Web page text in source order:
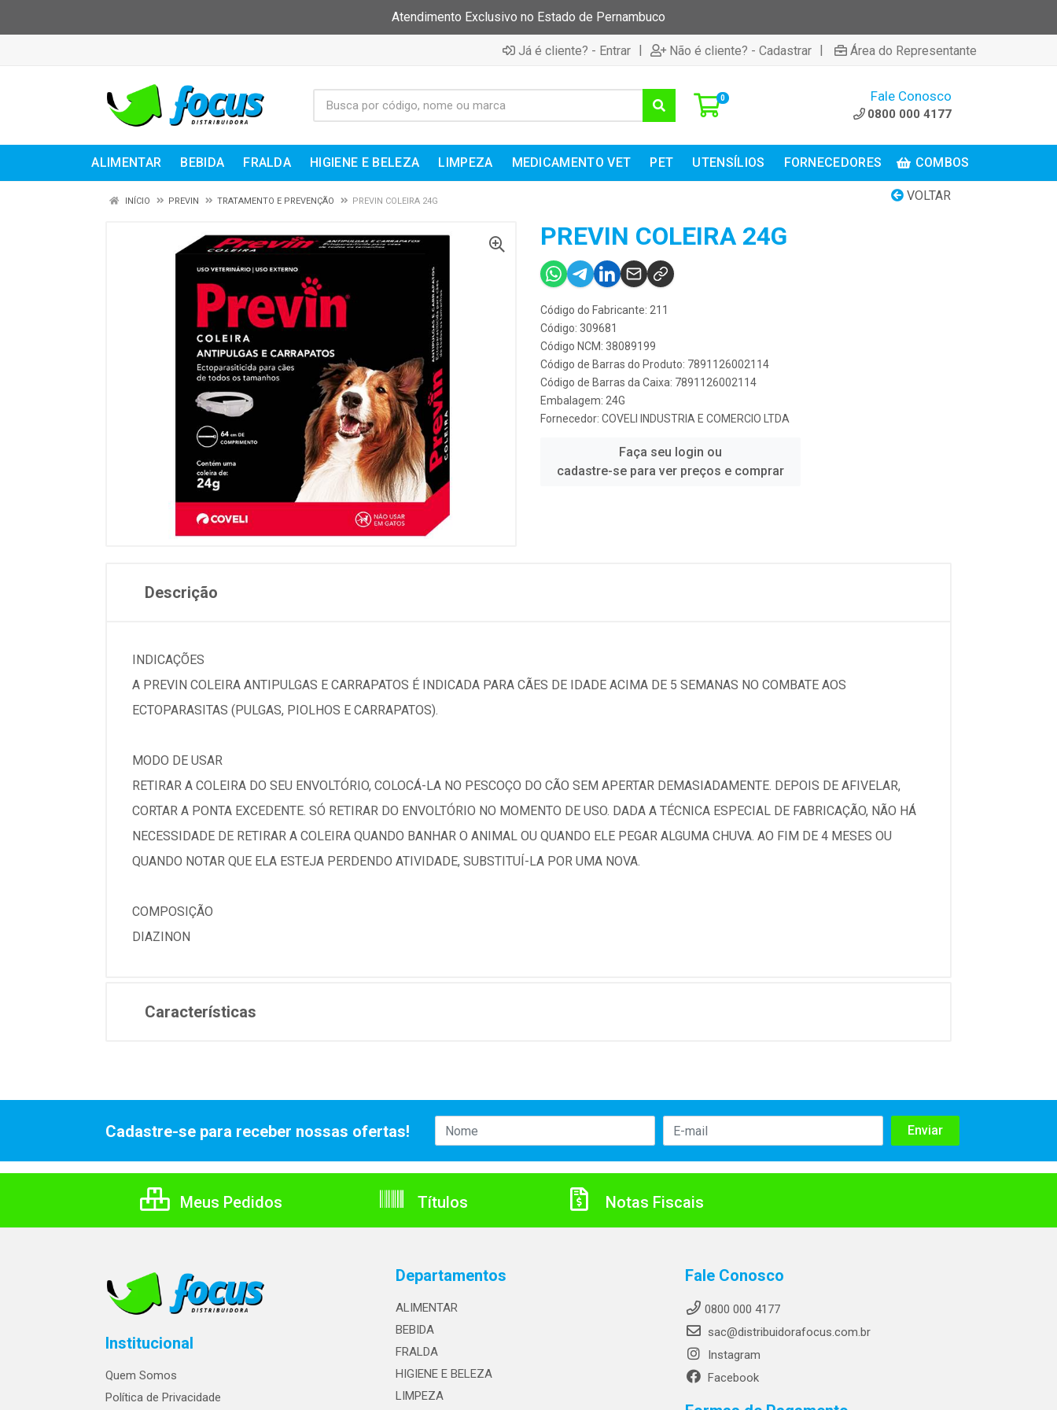
Atendimento Exclusivo no Estado de Pernambuco
Já é cliente? - Entrar | Não é cliente? - Cadastrar | Área do Representante
0 Fale Conosco
0800 000 4177
ALIMENTAR BEBIDA FRALDA HIGIENE E BELEZA LIMPEZA MEDICAMENTO VET PET UTENSÍLIOS FORNECEDORES COMBOS
VOLTAR
INÍCIO PREVIN TRATAMENTO E PREVENÇÃO PREVIN COLEIRA 24G
PREVIN COLEIRA 24G
Código do Fabricante: 211
Código: 309681
Código NCM: 38089199
Código de Barras do Produto: 7891126002114
Código de Barras da Caixa: 7891126002114
Embalagem: 24G
Fornecedor: COVELI INDUSTRIA E COMERCIO LTDA
Faça seu login ou
cadastre-se para ver preços e comprar
Descrição
INDICAÇÕES
A PREVIN COLEIRA ANTIPULGAS E CARRAPATOS É INDICADA PARA CÃES DE IDADE ACIMA DE 5 SEMANAS NO COMBATE AOS
ECTOPARASITAS (PULGAS, PIOLHOS E CARRAPATOS).
MODO DE USAR
RETIRAR A COLEIRA DO SEU ENVOLTÓRIO, COLOCÁ-LA NO PESCOÇO DO CÃO SEM APERTAR DEMASIADAMENTE. DEPOIS DE AFIVELAR,
CORTAR A PONTA EXCEDENTE. SÓ RETIRAR DO ENVOLTÓRIO NO MOMENTO DE USO. DADA A TÉCNICA ESPECIAL DE FABRICAÇÃO, NÃO HÁ
NECESSIDADE DE RETIRAR A COLEIRA QUANDO BANHAR O ANIMAL OU QUANDO ELE PEGAR ALGUMA CHUVA. AO FIM DE 4 MESES OU
QUANDO NOTAR QUE ELA ESTEJA PERDENDO ATIVIDADE, SUBSTITUÍ-LA POR UMA NOVA.
COMPOSIÇÃO
DIAZINON
Características
Cadastre-se para receber nossas ofertas!
Meus Pedidos Títulos Notas Fiscais
Institucional
Quem Somos
Política de Privacidade
Departamentos
ALIMENTAR
BEBIDA
FRALDA
HIGIENE E BELEZA
LIMPEZA
Fale Conosco
0800 000 4177
sac@distribuidorafocus.com.br
Instagram
Facebook